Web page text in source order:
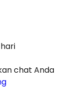
chat Anda